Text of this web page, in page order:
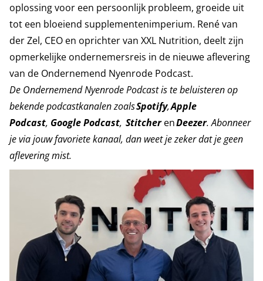
oplossing voor een persoonlijk probleem, groeide uit
tot een bloeiend supplementenimperium. René van
der Zel, CEO en oprichter van XXL Nutrition, deelt zijn
opmerkelijke ondernemersreis in de nieuwe aflevering
van de Ondernemend Nyenrode Podcast.
De Ondernemend Nyenrode Podcast is te beluisteren op
bekende podcastkanalen zoalsSpotify,Apple
Podcast, Google Podcast, StitcherenDeezer. Abonneer
je via jouw favoriete kanaal, dan weet je zeker dat je geen
aflevering mist.